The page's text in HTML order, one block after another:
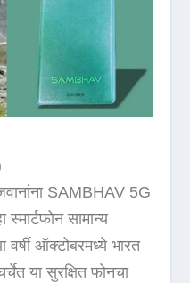
SAMBHAV 5G
सामान्य
ऑक्टोबरमध्ये भारत
या सुरक्षित फोनचा